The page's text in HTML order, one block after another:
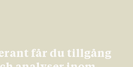
får du tillgång